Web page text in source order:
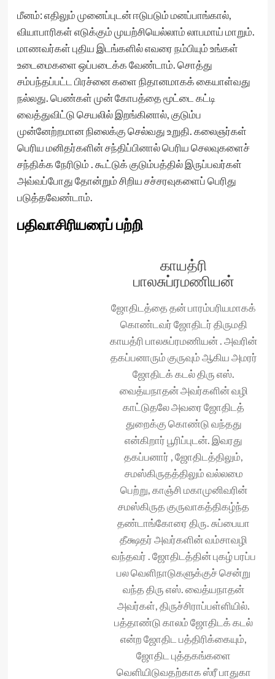
மீனம்: எதிலும் முனைப்புடன் ஈடுபடும் மனப்பாங்கால்,
வியாபாரிகள் எடுக்கும் முயற்சியெல்லாம் லாபமாய் மாறும்.
மாணவர்கள் புதிய இடங்களில் எவரை நம்பியும் உங்கள்
உடைமைகளை ஒப்படைக்க வேண்டாம். சொத்து
சம்பந்தப்பட்ட பிரச்னை களை நிதானமாகக் கையாள்வது
நல்லது. பெண்கள் முன் கோபத்தை மூட்டை கட்டி
வைத்துவிட்டு செயலில் இறங்கினால், குடும்ப
முன்னேற்றமான நிலைக்கு செல்வது உறுதி. கலைஞர்கள்
பெரிய மனிதர்களின் சந்திப்பினால் பெரிய செலவுகளைச்
சந்திக்க நேரிடும் . கூட்டுக் குடும்பத்தில் இருப்பவர்கள்
அவ்வப்போது தோன்றும் சிறிய சச்சரவுகளைப் பெரிது
படுத்தவேண்டாம்.
பதிவாசிரியரைப் பற்றி
காயத்ரி
பாலசுப்ரமணியன்
ஜோதிடத்தை தன் பாரம்பரியமாகக்
கொண்டவர் ஜோதிடர் திருமதி
காயத்ரி பாலசுப்ரமணியன் . அவரின்
தகப்பனாரும் குருவும் ஆகிய அமரர்
ஜோதிடக் கடல் திரு எஸ்.
வைத்யநாதன் அவர்களின் வழி
காட்டுதலே அவரை ஜோதிடத்
துறைக்கு கொண்டு வந்தது
என்கிறார் பூரிப்புடன். இவரது
தகப்பனார் , ஜோதிடத்திலும்,
சமஸ்கிருதத்திலும் வல்லமை
பெற்று, காஞ்சி மகாமுனிவரின்
சமஸ்கிருத குருவாகத்திகழ்ந்த
தண்டாங்கோரை திரு. சுப்பையா
தீக்ஷதர் அவர்களின் வம்சாவழி
வந்தவர் . ஜோதிடத்தின் புகழ் பரப்ப
பல வெளிநாடுகளுக்குச் சென்று
வந்த திரு எஸ். வைத்யநாதன்
அவர்கள், திருச்சிராப்பள்ளியில்.
பத்தாண்டு காலம் ஜோதிடக் கடல்
என்ற ஜோதிட பத்திரிக்கையும்,
ஜோதிட புத்தகங்களை
வெளியிடுவதற்காக ஸ்ரீ பாதுகா